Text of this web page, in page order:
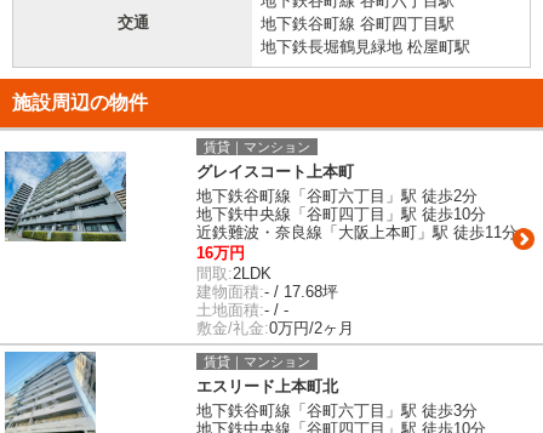
交通
地下鉄谷町線 谷町四丁目駅
地下鉄長堀鶴見緑地 松屋町駅
施設周辺の物件
賃貸｜マンション
グレイスコート上本町
地下鉄谷町線「谷町六丁目」駅 徒歩2分
地下鉄中央線「谷町四丁目」駅 徒歩10分
近鉄難波・奈良線「大阪上本町」駅 徒歩11分
16万円
間取:2LDK
建物面積:- / 17.68坪
土地面積:- / -
敷金/礼金:0万円/2ヶ月
賃貸｜マンション
エスリード上本町北
地下鉄谷町線「谷町六丁目」駅 徒歩3分
地下鉄中央線「谷町四丁目」駅 徒歩10分